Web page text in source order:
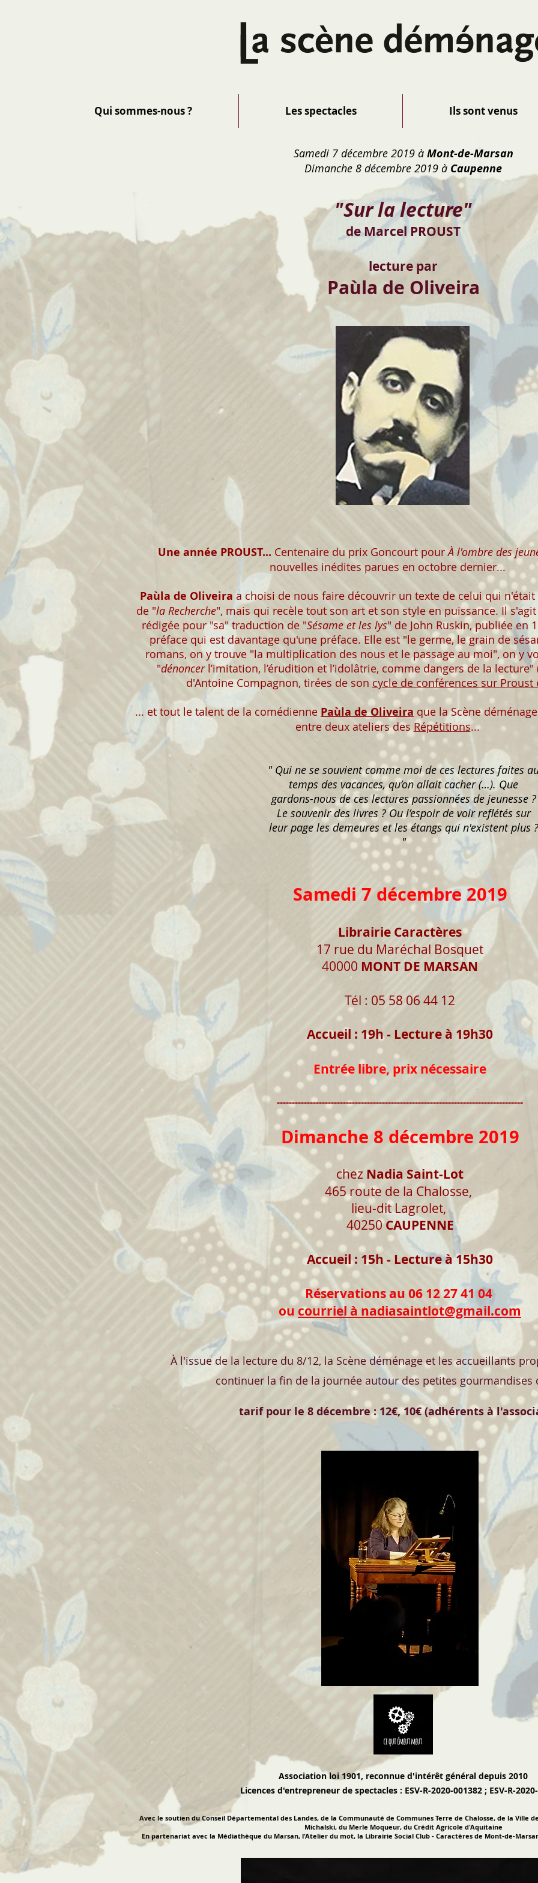
Qui sommes-nous ? Les spectacles Ils sont venus
Samedi 7 décembre 2019 à Mont-de-Marsan
Dimanche 8 décembre 2019 à Caupenne
"Sur la lecture"
de Marcel PROUST
lecture par
Paùla de Oliveira
Une année PROUST... Centenaire du prix Goncourt pourÀ l'ombre des
nouvelles inédites parues en octobre dernier...
Paùla de Oliveira a choisi de nous faire découvrir un texte de celui qui
de "la Recherche", mais qui recèle tout son art et son style en puissance. Il
rédigée pour "sa" traduction de "Sésame et les lys" de John Ruskin, publiée en
préface qui est davantage qu'une préface. Elle est "le germe, le grain de
romans, on y trouve "la multiplication des nous et le passage au moi", on y
"dénoncerl’imitation, l’érudition et l’idolâtrie, comme dangers de la
d'Antoine Compagnon, tirées de son cycle de conférences sur Proust
... et tout le talent de la comédienne Paùla de Oliveira que la Scène
entre deux ateliers des Répétitions...
" Qui ne se souvient comme moi de ces lectures faites
temps des vacances, qu’on allait cacher (…). Que
gardons-nous de ces lectures passionnées de jeunesse ?
Le souvenir des livres ? Ou l’espoir de voir reflétés sur
leur page les demeures et les étangs qui n'existent plus ?
"
Samedi 7 décembre 2019
Librairie Caractères
17 rue du Maréchal Bosquet
40000 MONT DE MARSAN
Tél : 05 58 06 44 12
Accueil : 19h - Lecture à 19h30
Entrée libre, prix nécessaire
----------------------------------------------------------------------------------
Dimanche 8 décembre 2019
chez Nadia Saint-Lot
465 route de la Chalosse,
lieu-dit Lagrolet,
40250CAUPENNE
Accueil : 15h - Lecture à 15h30
Réservations au 06 12 27 41 04
ou courriel à nadiasaintlot@gmail.com
À l'issue de la lecture du 8/12, la Scène déménage et les accueillants
continuer la fin de la journée autour des petites gourmandises
tarif pour le 8 décembre : 12€, 10€ (adhérents à
Association loi 1901, reconnue d'intérêt général depuis 2010
Licences d'entrepreneur de spectacles : ESV-R-2020-001382 ; ESV-R-
Avec le soutien du Conseil Départemental des Landes, de la Communauté de Communes Terre de Chalosse, de la Ville
Michalski, du Merle Moqueur, du Crédit Agricole d'Aquitaine
En partenariat avec la Médiathèque du Marsan, l'Atelier du mot, la Librairie Social Club - Caractères de Mont-de-